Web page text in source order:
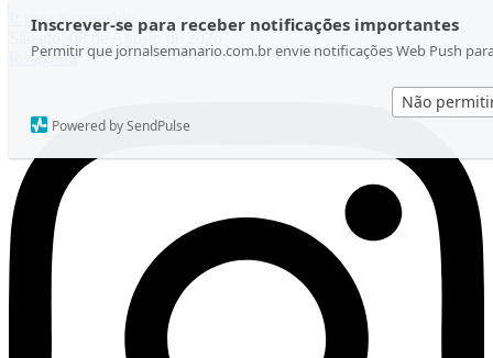
Inscrever-se para receber notificações importantes
Permitir que jornalsemanario.com.br envie notificações Web Push
Não
Powered by SendPulse
Ir para o conteúdo
Sábado, 08 de Agosto de 2026
Instagram